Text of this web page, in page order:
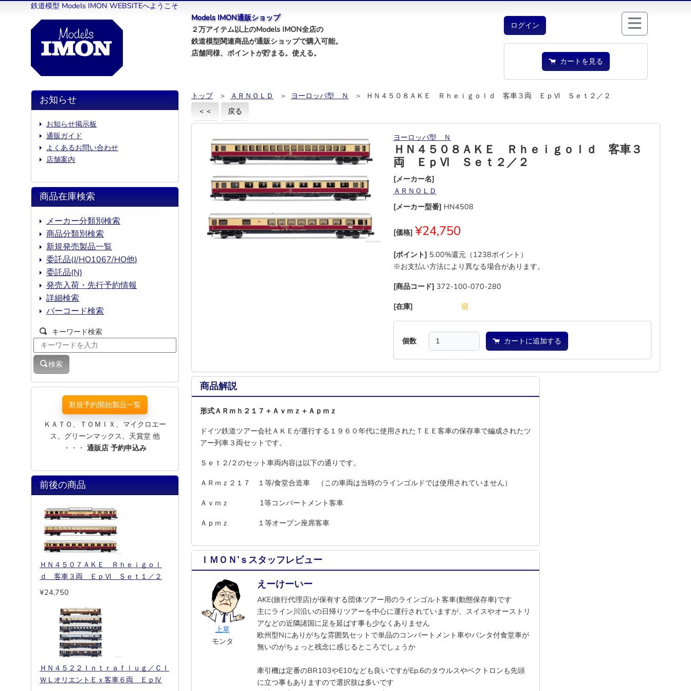
鉄道模型 Models IMON WEBSITEへようこそ
Models IMON通販ショップ
２万アイテム以上のModels IMON全店の
鉄道模型関連商品が通販ショップで購入可能。
店舗同様、ポイントが貯まる。使える。
ログイン
カートを見る
トップ ＞ ＡＲＮＯＬＤ ＞ ヨーロッパ型 Ｎ
＞ ＨＮ４５０８ＡＫＥ Ｒｈｅｉｇｏｌｄ 客車３両 ＥｐⅥ Ｓｅｔ２／２
＜＜
戻る
ヨーロッパ型 Ｎ
ＨＮ４５０８ＡＫＥ Ｒｈｅｉｇｏｌｄ 客車３
両 ＥｐⅥ Ｓｅｔ２／２
[メーカー名]
ＡＲＮＯＬＤ
[メーカー型番] HN4508
[価格] ¥24,750
[ポイント] 5.00%還元（1238ポイント）
※お支払い方法により異なる場合があります。
[商品コード] 372-100-070-280
[在庫]
宿
個数 カートに追加する
商品解説
形式ＡＲｍｈ２１７＋Ａｖｍｚ＋Ａｐｍｚ
ドイツ鉄道ツアー会社ＡＫＥが運行する１９６０年代に使用されたＴＥＥ客車の保存車で編成されたツ
アー列車３両セットです。
Ｓｅｔ２/２のセット車両内容は以下の通りです。
ＡＲｍｚ２１７ １等/食堂合造車 （この車両は当時のラインゴルドでは使用されていません）
Ａｖｍｚ 1等コンパートメント客車
Ａｐｍｚ １等オープン座席客車
ＩＭＯＮ’ｓスタッフレビュー
上草
モンタ
えーけーいー
AKE(旅行代理店)が保有する団体ツアー用のラインゴルト客車(動態保存車)です
主にライン川沿いの日帰りツアーを中心に運行されていますが、スイスやオーストリ
アなどの近隣諸国に足を延ばす事も少なくありません
欧州型Nにありがちな雰囲気セットで単品のコンパートメント車やパンタ付食堂車が
無いのがちょっと残念に感じるところでしょうか
牽引機は定番のBR103やE10なども良いですがEp.6のタウルスやベクトロンも先頭
に立つ事もありますので選択肢は多いです
お知らせ
お知らせ掲示板
通販ガイド
よくあるお問い合わせ
店舗案内
商品在庫検索
メーカー分類別検索
商品分類別検索
新規発売製品一覧
委託品(J/HO1067/HO他)
委託品(N)
発売入荷・先行予約情報
詳細検索
バーコード検索
キーワード検索
検索
新規予約開始製品一覧
ＫＡＴＯ、ＴＯＭＩＸ、マイクロエー
ス、グリーンマックス、天賞堂 他
・・・ 通販店 予約申込み
前後の商品
ＨＮ４５０７ＡＫＥ Ｒｈｅｉｇｏｌ
ｄ 客車３両 ＥｐⅥ Ｓｅｔ１／２
¥24,750
ＨＮ４５２２Ｉｎｔｒａｆｌｕｇ／ＣＩ
ＷＬオリエントＥｘ客車６両 ＥｐⅣ